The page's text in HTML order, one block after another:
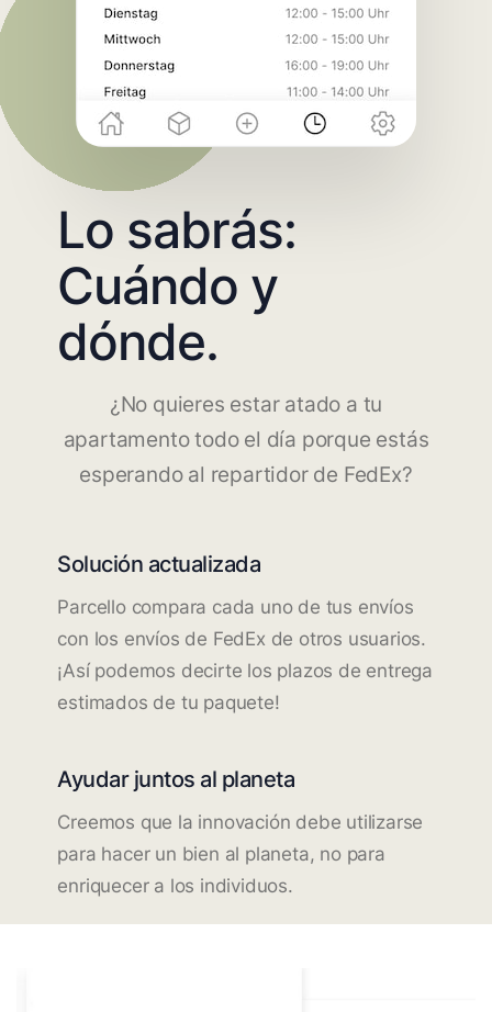
Lo sabrás:
Cuándo y
dónde.
¿No quieres estar atado a tu
apartamento todo el día porque estás
esperando al repartidor de FedEx?
Solución actualizada
Parcello compara cada uno de tus envíos
con los envíos de FedEx de otros usuarios.
¡Así podemos decirte los plazos de entrega
estimados de tu paquete!
Ayudar juntos al planeta
Creemos que la innovación debe utilizarse
para hacer un bien al planeta, no para
enriquecer a los individuos.